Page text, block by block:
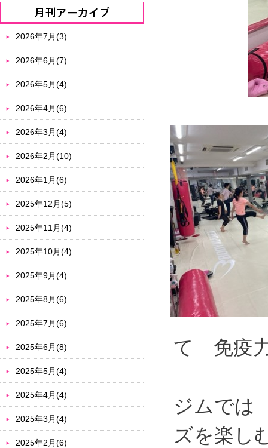
て 免疫
ジムでは
ズを楽し
2026年7月(3)
2026年6月(7)
2026年5月(4)
2026年4月(6)
2026年3月(4)
2026年2月(10)
2026年1月(6)
2025年12月(5)
2025年11月(4)
2025年10月(4)
2025年9月(4)
2025年8月(6)
2025年7月(6)
2025年6月(8)
2025年5月(4)
2025年4月(4)
2025年3月(4)
2025年2月(6)